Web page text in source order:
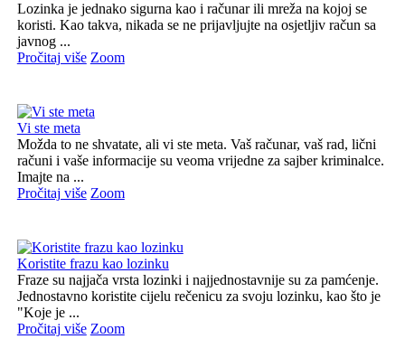
Lozinka je jednako sigurna kao i računar ili mreža na kojoj se
koristi. Kao takva, nikada se ne prijavljujte na osjetljiv račun sa
javnog ...
Pročitaj više Zoom
Vi ste meta
Možda to ne shvatate, ali vi ste meta. Vaš računar, vaš rad, lični
računi i vaše informacije su veoma vrijedne za sajber kriminalce.
Imajte na ...
Pročitaj više Zoom
Koristite frazu kao lozinku
Fraze su najjača vrsta lozinki i najjednostavnije su za pamćenje.
Jednostavno koristite cijelu rečenicu za svoju lozinku, kao što je
"Koje je ...
Pročitaj više Zoom